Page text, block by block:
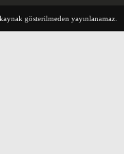
gösterilmeden yayınlanamaz.